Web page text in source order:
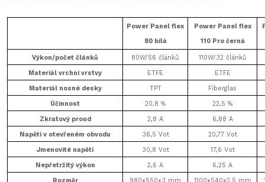
Power Panel flex
80 bílá
Power Panel flex
110 Pro černá
Výkon/počet článků 80W/56 článků
110W/32 článků
Materiál vrchní vrstvy
ETFE
ETFE
Materiál nosné desky
TPT
Fiberglas
Účinnost
20,8 %
22,5 %
Zkratový proud
2,8 A
6,88 A
Napětí v otevřeném obvodu
36,5 Vot
20,77 Vot
Jmenovité napětí
30,8 Vot
17,6 Vot
Nepřetržitý výkon
2,6 A
6,25 A